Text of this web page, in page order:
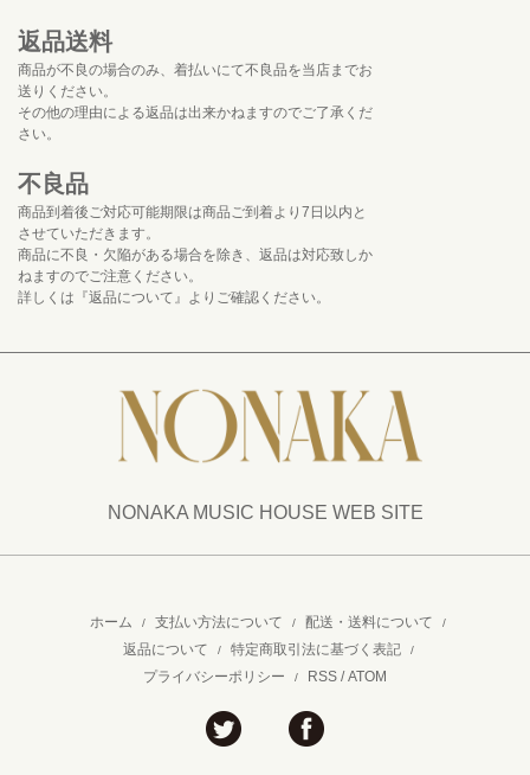
返品送料
商品が不良の場合のみ、着払いにて不良品を当店までお
送りください。
その他の理由による返品は出来かねますのでご了承くだ
さい。
不良品
商品到着後ご対応可能期限は商品ご到着より7日以内と
させていただきます。
商品に不良・欠陥がある場合を除き、返品は対応致しか
ねますのでご注意ください。
詳しくは『返品について』よりご確認ください。
NONAKA MUSIC HOUSE WEB SITE
ホーム / 支払い方法について / 配送・送料について /
返品について / 特定商取引法に基づく表記 /
プライバシーポリシー / RSS /ATOM